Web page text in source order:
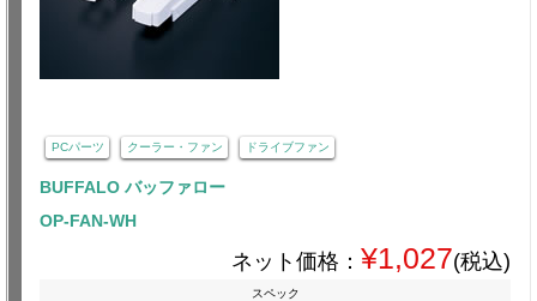
PCパーツ クーラー・ファン ドライブファン
BUFFALO バッファロー
OP-FAN-WH
ネット価格： ¥1,027(税込)
スペック